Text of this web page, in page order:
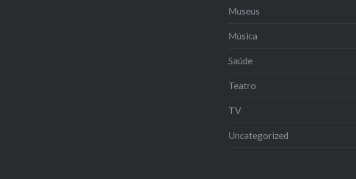
Museus
Música
Saúde
Teatro
TV
Uncategorized